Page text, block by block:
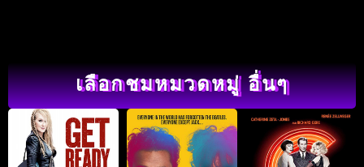
เลือกชมหมวดหมู่ อื่นๆ